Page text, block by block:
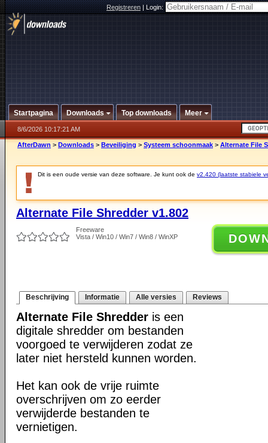
Registreren|Login:
Startpagina Downloads Top downloads Meer
8/6/2026 10:17:21 AM
AfterDawn > Downloads > Beveiliging > Systeem schoonmaak > Alternate File
Dit is een oude versie van deze software. Je kunt ook de v2.420 (laatste stabiele
Alternate File Shredder v1.802
Freeware
Vista / Win10 / Win7 / Win8 / WinXP
Beschrijving Informatie Alle versies Reviews
Alternate File Shredder is een
digitale shredder om bestanden
voorgoed te verwijderen zodat ze
later niet hersteld kunnen worden.
Het kan ook de vrije ruimte
overschrijven om zo eerder
verwijderde bestanden te
vernietigen.